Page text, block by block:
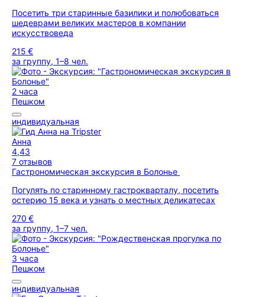
Посетить три старинные базилики и полюбоваться
шедеврами великих мастеров в компании
искусствоведа
215 €
за группу, 1–8 чел.
2 часа
Пешком
индивидуальная
Анна
4,43
7 отзывов
Гастрономическая экскурсия в Болонье
Погулять по старинному гастрокварталу, посетить
остерию 15 века и узнать о местных деликатесах
270 €
за группу, 1–7 чел.
3 часа
Пешком
индивидуальная